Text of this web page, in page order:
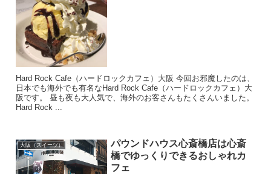
Hard Rock Cafe（ハードロックカフェ）大阪 今回お邪魔したのは、
日本でも海外でも有名なHard Rock Cafe（ハードロックカフェ）大
阪です。 昼も夜も大人気で、海外のお客さんもたくさんいました。
Hard Rock ...
大阪（スイーツ）
パウンドハウス心斎橋店は心斎
橋でゆっくりできるおしゃれカ
フェ